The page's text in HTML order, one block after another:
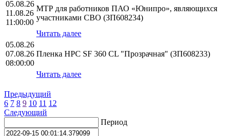
05.08.26
11.08.26
11:00:00
МТР для работников ПАО «Юнипро», являющихся
участниками СВО (ЗП608234)
Читать далее
05.08.26
07.08.26
08:00:00
Пленка HPС SF 360 CL "Прозрачная" (ЗП608233)
Читать далее
Предыдущий
6 7 8 9 10 11 12
Следующий
Период